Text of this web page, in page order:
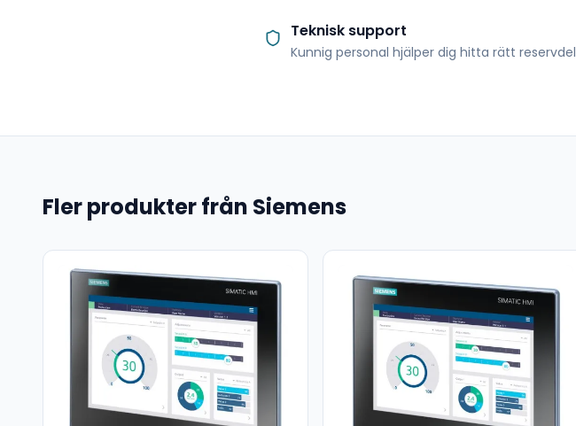
Teknisk support
Kunnig personal hjälper dig hitta rätt reservdel
Fler produkter från Siemens